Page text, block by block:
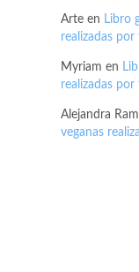
Arte en Libro
realizadas por
Myriam en
realizadas por
Alejandra
veganas